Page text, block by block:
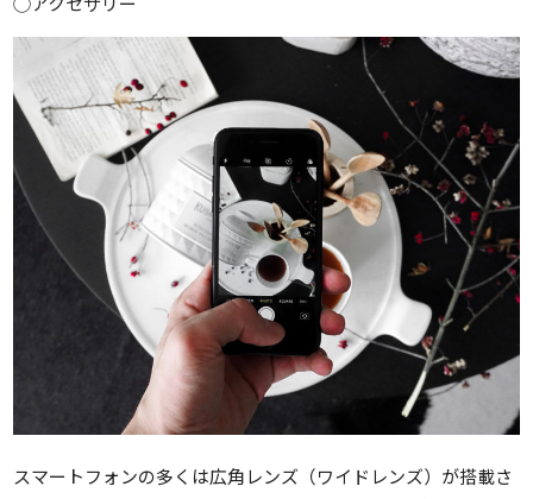
スマートフォンの多くは広角レンズ（ワイドレンズ）が搭載さ